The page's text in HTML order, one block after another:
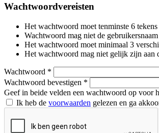
Wachtwoordvereisten
Het wachtwoord moet tenminste 6
Wachtwoord mag niet de
Het wachtwoord moet minimaal 3
Het wachtwoord mag niet gelijk zijn aan
Wachtwoord *
Wachtwoord bevestigen *
Geef in beide velden een wachtwoord op voor
Ik heb de voorwaarden gelezen en ga